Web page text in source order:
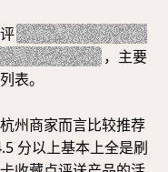
（小红书和抖音基本
荐算法干扰），主要
表。
州商家而言比较推荐
分以上基本上全是刷